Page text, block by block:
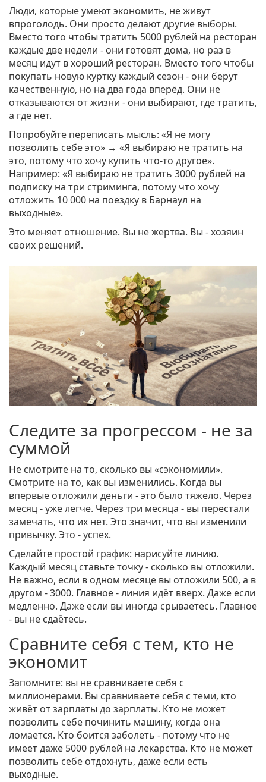
Люди, которые умеют экономить, не живут
впроголодь. Они просто делают другие выборы.
Вместо того чтобы тратить 5000 рублей на ресторан
каждые две недели - они готовят дома, но раз в
месяц идут в хороший ресторан. Вместо того чтобы
покупать новую куртку каждый сезон - они берут
качественную, но на два года вперёд. Они не
отказываются от жизни - они выбирают, где тратить,
а где нет.
Попробуйте переписать мысль: «Я не могу
позволить себе это» → «Я выбираю не тратить на
это, потому что хочу купить что-то другое».
Например: «Я выбираю не тратить 3000 рублей на
подписку на три стриминга, потому что хочу
отложить 10 000 на поездку в Барнаул на
выходные».
Это меняет отношение. Вы не жертва. Вы - хозяин
своих решений.
Следите за прогрессом - не за
суммой
Не смотрите на то, сколько вы «сэкономили».
Смотрите на то, как вы изменились. Когда вы
впервые отложили деньги - это было тяжело. Через
месяц - уже легче. Через три месяца - вы перестали
замечать, что их нет. Это значит, что вы изменили
привычку. Это - успех.
Сделайте простой график: нарисуйте линию.
Каждый месяц ставьте точку - сколько вы отложили.
Не важно, если в одном месяце вы отложили 500, а в
другом - 3000. Главное - линия идёт вверх. Даже если
медленно. Даже если вы иногда срываетесь. Главное
- вы не сдаётесь.
Сравните себя с тем, кто не
экономит
Запомните: вы не сравниваете себя с
миллионерами. Вы сравниваете себя с теми, кто
живёт от зарплаты до зарплаты. Кто не может
позволить себе починить машину, когда она
ломается. Кто боится заболеть - потому что не
имеет даже 5000 рублей на лекарства. Кто не может
позволить себе отдохнуть, даже если есть
выходные.